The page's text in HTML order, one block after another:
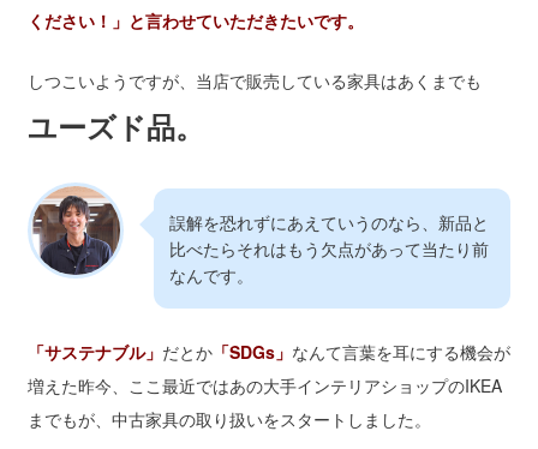
ください！」と言わせていただきたいです。
しつこいようですが、当店で販売している家具はあくまでも
ユーズド品。
誤解を恐れずにあえていうのなら、新品と
比べたらそれはもう欠点があって当たり前
なんです。
「サステナブル」 だとか「SDGs」 なんて言葉を耳にする機会が
増えた昨今、ここ最近ではあの大手インテリアショップのIKEA
までもが、中古家具の取り扱いをスタートしました。